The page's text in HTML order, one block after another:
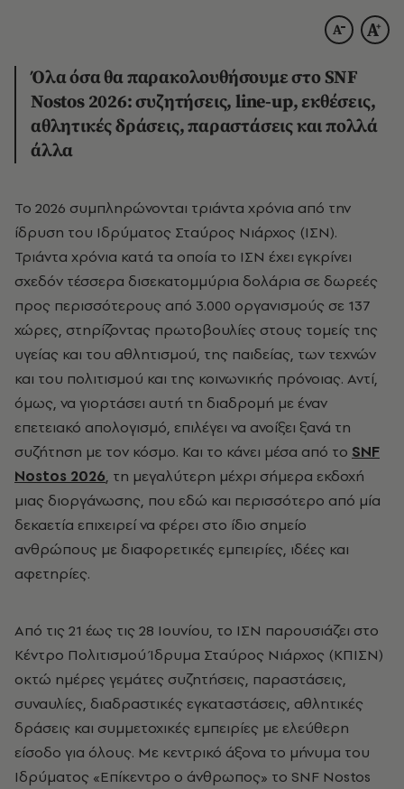
Όλα όσα θα παρακολουθήσουμε στο SNF
Nostos 2026: συζητήσεις, line-up, εκθέσεις,
αθλητικές δράσεις, παραστάσεις και πολλά
άλλα
Το 2026 συμπληρώνονται τριάντα χρόνια από την
ίδρυση του Ιδρύματος Σταύρος Νιάρχος (ΙΣΝ).
Τριάντα χρόνια κατά τα οποία το ΙΣΝ έχει εγκρίνει
σχεδόν τέσσερα δισεκατομμύρια δολάρια σε δωρεές
προς περισσότερους από 3.000 οργανισμούς σε 137
χώρες, στηρίζοντας πρωτοβουλίες στους τομείς της
υγείας και του αθλητισμού, της παιδείας, των τεχνών
και του πολιτισμού και της κοινωνικής πρόνοιας. Αντί,
όμως, να γιορτάσει αυτή τη διαδρομή με έναν
επετειακό απολογισμό, επιλέγει να ανοίξει ξανά τη
συζήτηση με τον κόσμο. Και το κάνει μέσα από το SNF
Nostos 2026, τη μεγαλύτερη μέχρι σήμερα εκδοχή
μιας διοργάνωσης, που εδώ και περισσότερο από μία
δεκαετία επιχειρεί να φέρει στο ίδιο σημείο
ανθρώπους με διαφορετικές εμπειρίες, ιδέες και
αφετηρίες.
Από τις 21 έως τις 28 Ιουνίου, το ΙΣΝ παρουσιάζει στο
Κέντρο Πολιτισμού Ίδρυμα Σταύρος Νιάρχος (ΚΠΙΣΝ)
οκτώ ημέρες γεμάτες συζητήσεις, παραστάσεις,
συναυλίες, διαδραστικές εγκαταστάσεις, αθλητικές
δράσεις και συμμετοχικές εμπειρίες με ελεύθερη
είσοδο για όλους. Με κεντρικό άξονα το μήνυμα του
Ιδρύματος «Επίκεντρο ο άνθρωπος» το SNF Nostos